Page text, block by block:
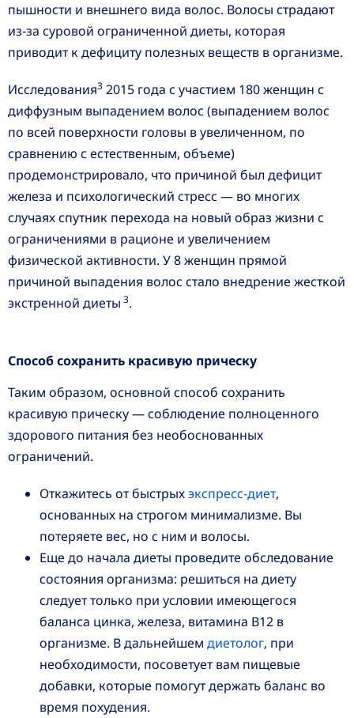
пышности и внешнего вида волос. Волосы страдают
из-за суровой ограниченной диеты, которая
приводит к дефициту полезных веществ в организме.
Исследования3 2015 года с участием 180 женщин с
диффузным выпадением волос (выпадением волос
по всей поверхности головы в увеличенном, по
сравнению с естественным, объеме)
продемонстрировало, что причиной был дефицит
железа и психологический стресс — во многих
случаях спутник перехода на новый образ жизни с
ограничениями в рационе и увеличением
физической активности. У 8 женщин прямой
причиной выпадения волос стало внедрение жесткой
экстренной диеты 3.
Способ сохранить красивую прическу
Таким образом, основной способ сохранить
красивую прическу — соблюдение полноценного
здорового питания без необоснованных
ограничений.
Откажитесь от быстрыхэкспресс-диет,
основанных на строгом минимализме. Вы
потеряете вес, но с ним и волосы.
Еще до начала диеты проведите обследование
состояния организма: решиться на диету
следует только при условии имеющегося
баланса цинка, железа, витамина В12 в
организме. В дальнейшем диетолог, при
необходимости, посоветует вам пищевые
добавки, которые помогут держать баланс во
время похудения.